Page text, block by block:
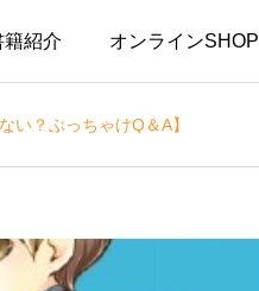
籍紹介 オンラインSHOP
？ぶっちゃけQ＆A】